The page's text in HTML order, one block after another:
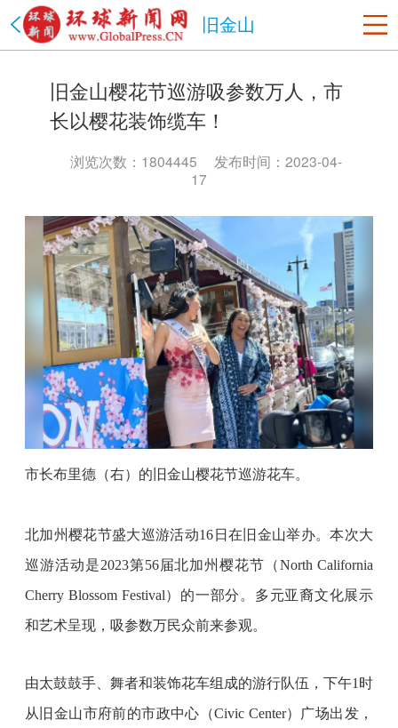
旧金山
洛杉矶 旧金山 沙加缅度 热点 纽约
上海市 天津市 重庆市 河北省
山西省
江苏省
福建省
江西省 山东省 河南省 湖北省
湖南省
广东省
海南省 贵州省 云南省
甘肃省
青海省
台湾省 内蒙古 西藏 宁夏 新疆 香港
澳门
政法网事 海南省 书画频道
旧金山樱花节巡游吸参数万人，市
长以樱花装饰缆车！
浏览次数：1804445
发布时间：2023-04-
17
市长布里德（右）的旧金山樱花节巡游花车。
北加州樱花节盛大巡游活动16日在旧金山举办。本次大
巡游活动是2023第56届北加州樱花节（North California
Cherry Blossom Festival）的一部分。多元亚裔文化展示
和艺术呈现，吸参数万民众前来参观。
由太鼓鼓手、舞者和装饰花车组成的游行队伍，下午1时
从旧金山市府前的市政中心（Civic Center）广场出发，